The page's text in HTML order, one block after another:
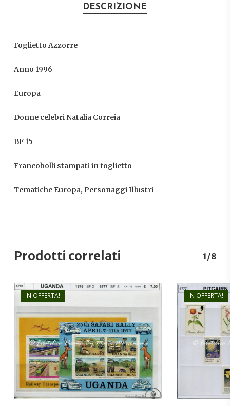
DESCRIZIONE
Foglietto Azzorre
Anno 1996
Europa
Donne celebri Natalia Correia
BF 15
Francobolli stampati in foglietto
Tematiche Europa, Personaggi Illustri
Prodotti correlati 1/8
IN OFFERTA!
€7,00
€5,00
IN OFFERTA!